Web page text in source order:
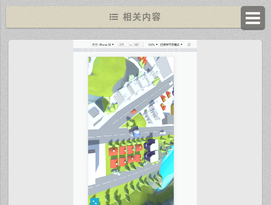
相关内容